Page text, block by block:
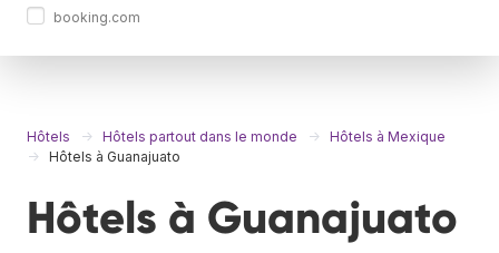
booking.com
Hôtels Hôtels partout dans le monde
Hôtels à Mexique
Hôtels à Guanajuato
Hôtels à Guanajuato